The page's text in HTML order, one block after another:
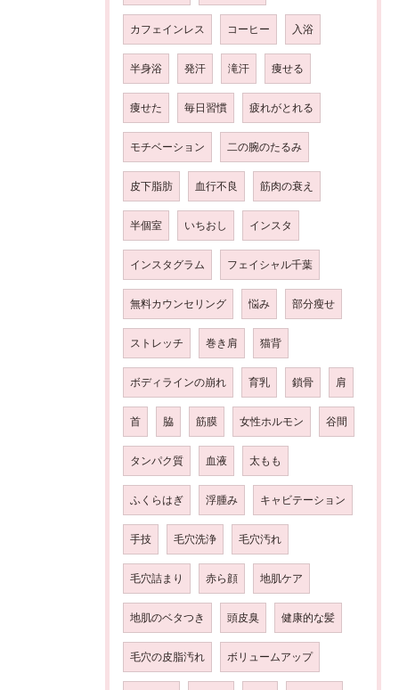
カフェインレス コーヒー 入浴
半身浴 発汗 滝汗 痩せる
痩せた 毎日習慣 疲れがとれる
モチベーション 二の腕のたるみ
皮下脂肪 血行不良 筋肉の衰え
半個室 いちおし インスタ
インスタグラム フェイシャル千葉
無料カウンセリング 悩み 部分瘦せ
ストレッチ 巻き肩 猫背
ボディラインの崩れ 育乳 鎖骨 肩
首 脇 筋膜 女性ホルモン 谷間
タンパク質 血液 太もも
ふくらはぎ 浮腫み キャビテーション
手技 毛穴洗浄 毛穴汚れ
毛穴詰まり 赤ら顔 地肌ケア
地肌のベタつき 頭皮臭 健康的な髪
毛穴の皮脂汚れ ボリュームアップ